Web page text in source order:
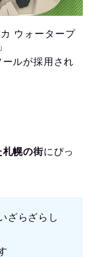
ウォータープ
ルが採用され
札幌の街にぴっ
ざらざらし